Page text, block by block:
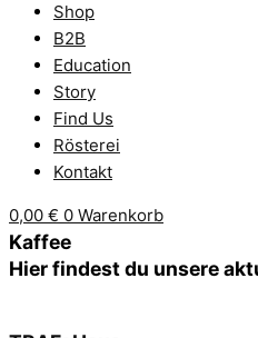
Shop
B2B
Education
Story
Find Us
Rösterei
Kontakt
0,00 € 0 Warenkorb
Kaffee
Hier findest du unsere